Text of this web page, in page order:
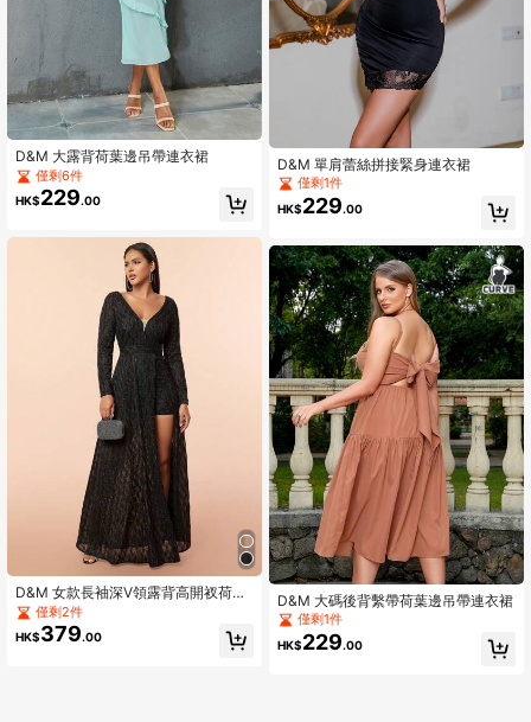
D&M 大露背荷葉邊吊帶連衣裙
僅剩6件
HK$229.00
D&M 女款長袖深V領露背高開衩荷葉
邊正式晚禮服，黑色，適合婚禮、春
季派對、秋季
僅剩2件
HK$379.00
D&M 單肩蕾絲拼接緊身連衣裙
僅剩1件
HK$229.00
D&M 大碼後背繫帶荷葉邊吊帶連衣裙
僅剩1件
HK$229.00